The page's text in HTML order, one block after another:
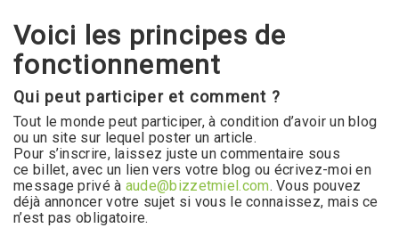
Voici les principes de
fonctionnement
Qui peut participer et comment ?
Tout le monde peut participer, à condition d’avoir un blog
ou un site sur lequel poster un article.
Pour s’inscrire, laissez juste un commentaire sous
ce billet, avec un lien vers votre blog ou écrivez-moi en
message privé à aude@bizzetmiel.com. Vous pouvez
déjà annoncer votre sujet si vous le connaissez, mais ce
n’est pas obligatoire.